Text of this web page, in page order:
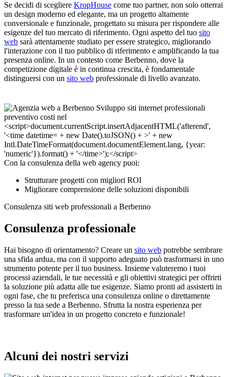
Se decidi di scegliere KropHouse come tuo partner, non solo otterrai
un design moderno ed elegante, ma un progetto altamente
conversionale e funzionale, progettato su misura per rispondere alle
esigenze del tuo mercato di riferimento. Ogni aspetto del tuo sito
web sarà attentamente studiato per essere strategico, migliorando
l'interazione con il tuo pubblico di riferimento e amplificando la tua
presenza online. In un contesto come Berbenno, dove la
competizione digitale è in continua crescita, è fondamentale
distinguersi con un sito web professionale di livello avanzato.
Con la consulenza della web agency puoi:
Strutturare progetti con migliori ROI
Migliorare comprensione delle soluzioni disponibili
Consulenza siti web professionali a Berbenno
Consulenza professionale
Hai bisogno di orientamento? Creare un sito web potrebbe sembrare
una sfida ardua, ma con il supporto adeguato può trasformarsi in uno
strumento potente per il tuo business. Insieme valuteremo i tuoi
processi aziendali, le tue necessità e gli obiettivi strategici per offrirti
la soluzione più adatta alle tue esigenze. Siamo pronti ad assisterti in
ogni fase, che tu preferisca una consulenza online o direttamente
presso la tua sede a Berbenno. Sfrutta la nostra esperienza per
trasformare un'idea in un progetto concreto e funzionale!
Alcuni dei nostri servizi